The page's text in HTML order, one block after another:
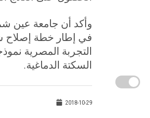
وأكد أن جامعة عين
التجربة المصرية
السكتة الدماغية.
2018-10-29